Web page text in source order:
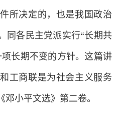
所决定的，也是我国政治
同各民主党派实行“长期共
长期不变的方针。这篇讲
工商联是为社会主义服务
小平文选》第二卷。